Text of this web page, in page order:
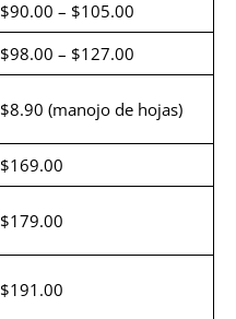
$90.00 – $105.00
$98.00 – $127.00
$8.90 (manojo de hojas)
$169.00
$179.00
$191.00